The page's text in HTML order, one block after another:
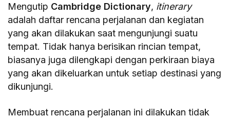
Mengutip Cambridge Dictionary, itinerary
adalah daftar rencana perjalanan dan kegiatan
yang akan dilakukan saat mengunjungi suatu
tempat. Tidak hanya berisikan rincian tempat,
biasanya juga dilengkapi dengan perkiraan biaya
yang akan dikeluarkan untuk setiap destinasi yang
dikunjungi.
Membuat rencana perjalanan ini dilakukan tidak